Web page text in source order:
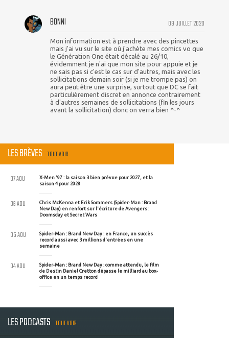
09 JUILLET 2020
BONNI
Mon information est à prendre avec des pincettes
mais j'ai vu sur le site où j'achète mes comics vo que
le Génération One était décalé au 26/10,
évidemment je n'ai que mon site pour appuie et je
ne sais pas si c'est le cas sur d'autres, mais avec les
sollicitations demain soir (si je me trompe pas) on
aura peut être une surprise, surtout que DC se fait
particulièrement discret en annonce contrairement
à d'autres semaines de sollicitations (fin les jours
avant la sollicitation) donc on verra bien ^-^
LES BRÈVES TOUT VOIR
X-Men '97 : la saison 3 bien prévue pour 2027, et la
saison 4 pour 2028
07 AOU
Chris McKenna et Erik Sommers (Spider-Man : Brand
New Day) en renfort sur l'écriture de Avengers :
Doomsday et Secret Wars
06 AOU
Spider-Man : Brand New Day : en France, un succès
record aussi avec 3 millions d'entrées en une
semaine
05 AOU
Spider-Man : Brand New Day : comme attendu, le film
de Destin Daniel Cretton dépasse le milliard au box-
office en un temps record
04 AOU
LES PODCASTS TOUT VOIR